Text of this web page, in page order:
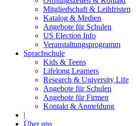
Mitgliedschaft & Leihfristen
Katalog & Medien
Angebote für Schulen
US Election Info
Veranstaltungsprogramm
Sprachschule
Kids & Teens
Lifelong Learners
Research & University Life
Angebote für Schulen
Angebote für Firmen
Kontakt & Anmeldung
|
Über uns